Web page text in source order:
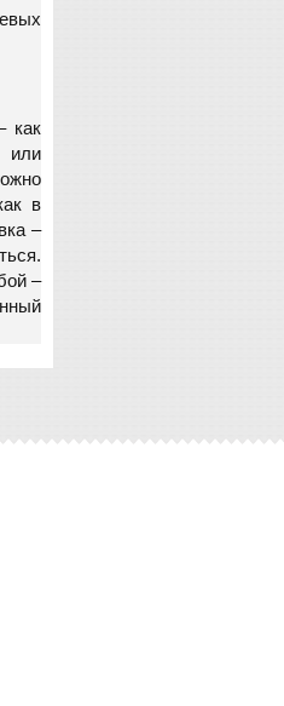
как
или
в
–
–